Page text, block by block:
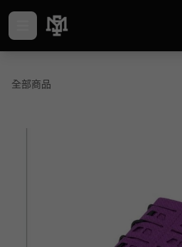
全部商品